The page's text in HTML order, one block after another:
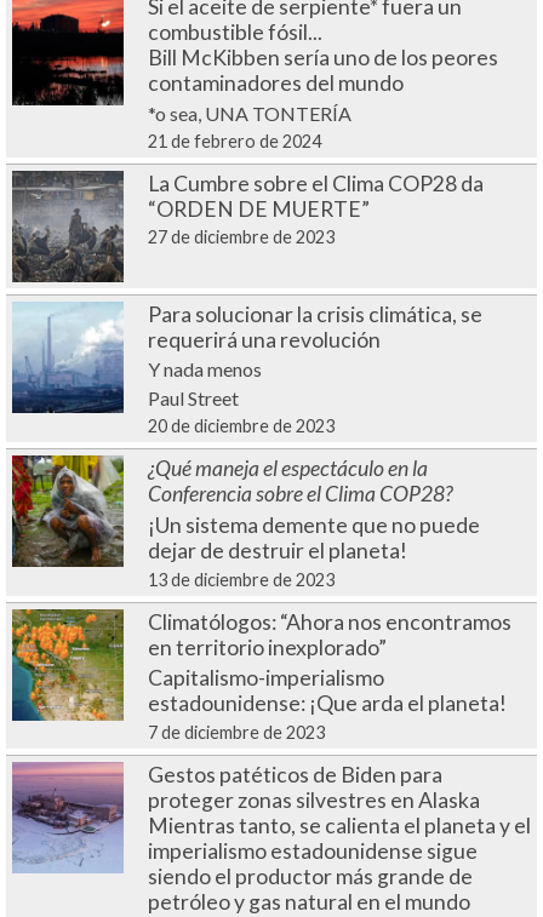
Si el aceite de serpiente* fuera un
combustible fósil...
Bill McKibben sería uno de los peores
contaminadores del mundo
*o sea, UNA TONTERÍA
21 de febrero de 2024
La Cumbre sobre el Clima COP28 da
“ORDEN DE MUERTE”
27 de diciembre de 2023
Para solucionar la crisis climática, se
requerirá una revolución
Y nada menos
Paul Street
20 de diciembre de 2023
¿Qué maneja el espectáculo en la
Conferencia sobre el Clima COP28?
¡Un sistema demente que no puede
dejar de destruir el planeta!
13 de diciembre de 2023
Climatólogos: “Ahora nos encontramos
en territorio inexplorado”
Capitalismo-imperialismo
estadounidense: ¡Que arda el planeta!
7 de diciembre de 2023
Gestos patéticos de Biden para
proteger zonas silvestres en Alaska
Mientras tanto, se calienta el planeta y el
imperialismo estadounidense sigue
siendo el productor más grande de
petróleo y gas natural en el mundo